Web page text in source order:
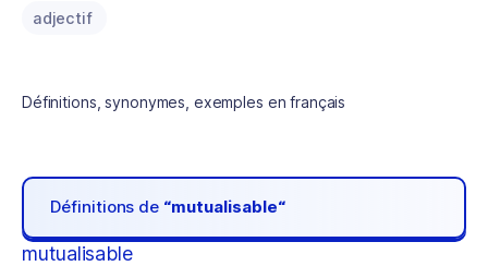
adjectif
Définitions, synonymes, exemples en français
Définitions de “mutualisable“
mutualisable